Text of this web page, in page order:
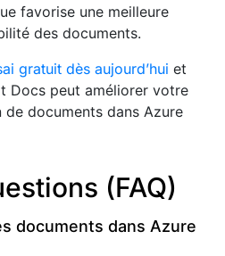
favorise une meilleure
des documents.
gratuit dès aujourd’hui et
Docs peut améliorer votre
documents dans Azure
(FAQ)
documents dans Azure